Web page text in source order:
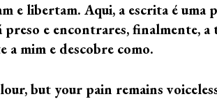
e libertam. Aqui, a escrita é uma
preso e encontrares, finalmente,
a mim e descobre como.
but your pain remains